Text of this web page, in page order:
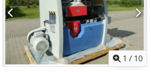
1 / 10